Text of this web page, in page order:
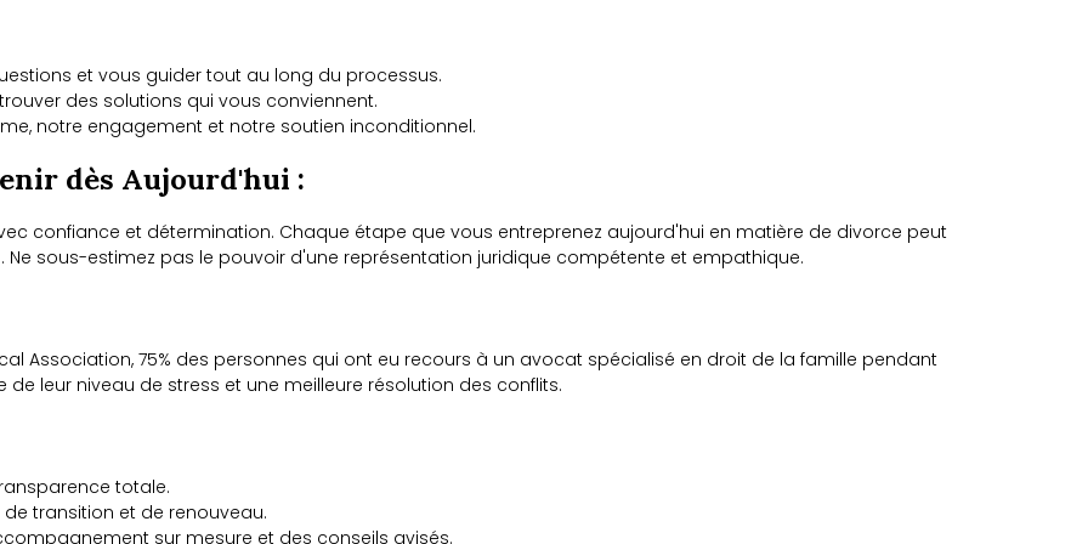
et vous guider tout au long du processus.
des solutions qui vous conviennent.
notre engagement et notre soutien inconditionnel.
dès Aujourd'hui :
confiance et détermination. Chaque étape que vous entreprenez aujourd'hui en matière de divorce peut
sous-estimez pas le pouvoir d'une représentation juridique compétente et empathique.
Association, 75% des personnes qui ont eu recours à un avocat spécialisé en droit de la famille pendant
leur niveau de stress et une meilleure résolution des conflits.
totale.
transition et de renouveau.
sur mesure et des conseils avisés.